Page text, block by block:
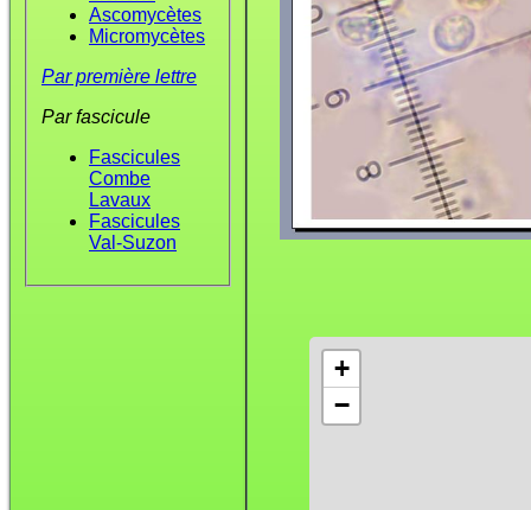
Ascomycètes
Micromycètes
Par première lettre
Par fascicule
Fascicules
Combe
Lavaux
Fascicules
Val-Suzon
+
−